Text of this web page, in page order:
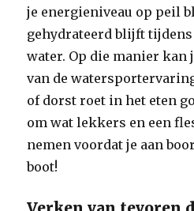
je energieniveau op peil
gehydrateerd blijft
water. Op die manier kan
van de
of dorst roet in het eten
om wat lekkers en een
nemen voordat je aan
boot!